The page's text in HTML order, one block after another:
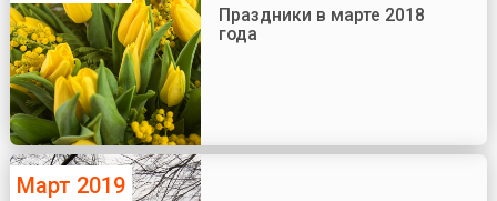
Праздники в марте 2018
года
Март 2019